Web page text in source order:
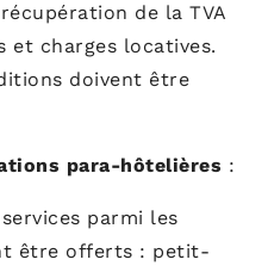
de la TVA
et charges locatives.
doivent être
para-hôtelières :
parmi les
être offerts : petit-